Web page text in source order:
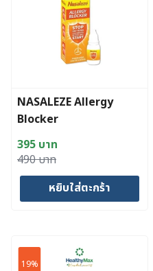
NASALEZE Allergy
Blocker
490บาท
Original
price
395 บาท
Current
price
หยิบใส่ตะกร้า
19%